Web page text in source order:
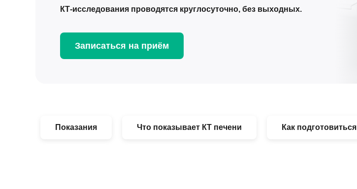
КТ-исследования проводятся круглосуточно, без выходных.
Записаться на приём
Показания Что показывает КТ печени Как подготовиться